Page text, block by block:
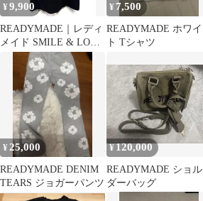
¥9,900
READYMADE｜レディ
メイド SMILE & LOGO
Tシャツ
¥ 7,500
READYMADE ホワイ
ト Tシャツ
¥ 25,000
READYMADE DENIM
TEARS ジョガーパンツ
¥120,000
READYMADE ショル
ダーバッグ